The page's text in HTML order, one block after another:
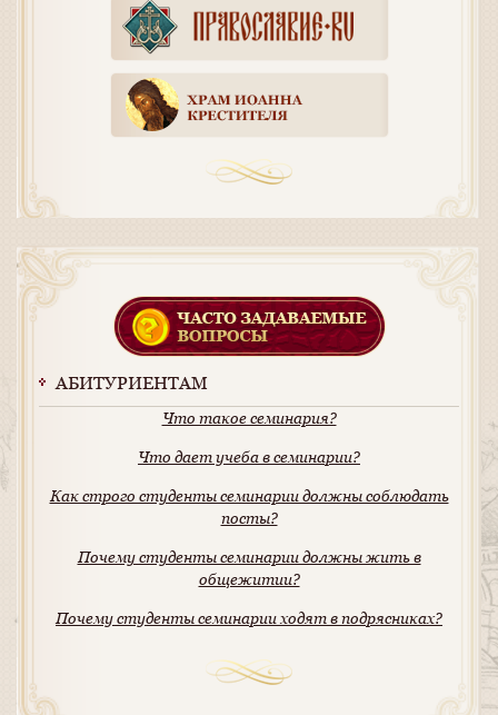
АБИТУРИЕНТАМ
Что такое семинария?
Что дает учеба в семинарии?
Как строго студенты семинарии должны соблюдать
посты?
Почему студенты семинарии должны жить в
общежитии?
Почему студенты семинарии ходят в подрясниках?